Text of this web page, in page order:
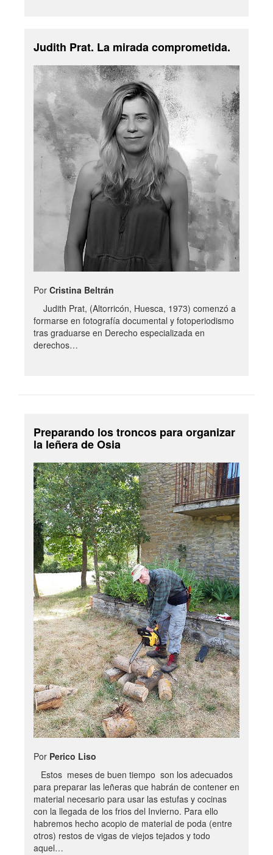
Judith Prat. La mirada comprometida.
Por Cristina Beltrán
Judith Prat, (Altorricón, Huesca, 1973) comenzó a
formarse en fotografía documental y fotoperiodismo
tras graduarse en Derecho especializada en
derechos…
Preparando los troncos para organizar
la leñera de Osia
Por Perico Liso
Estos meses de buen tiempo son los adecuados
para preparar las leñeras que habrán de contener en
material necesario para usar las estufas y cocinas
con la llegada de los frios del Invierno. Para ello
habremos hecho acopio de material de poda (entre
otros) restos de vigas de viejos tejados y todo
aquel…